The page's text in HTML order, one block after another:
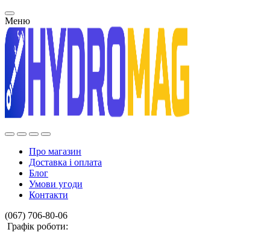
Меню
Про магазин
Доставка і оплата
Блог
Умови угоди
Контакти
(067) 706-80-06
Графік роботи: